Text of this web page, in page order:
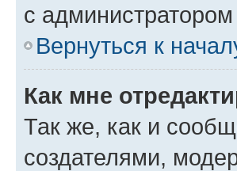
с
Вернуться к
Как мне
Так же, как и
создателями,